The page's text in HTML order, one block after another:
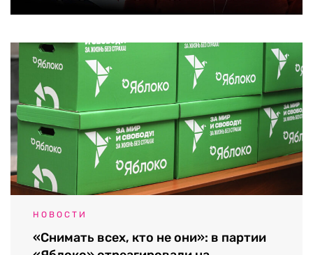
НОВОСТИ
«Снимать всех, кто не они»: в партии